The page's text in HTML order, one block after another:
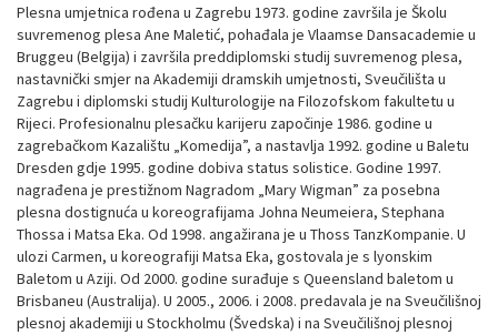
Plesna umjetnica rođena u Zagrebu 1973. godine završila je Školu
suvremenog plesa Ane Maletić, pohađala je Vlaamse Dansacademie u
Bruggeu (Belgija) i završila preddiplomski studij suvremenog plesa,
nastavnički smjer na Akademiji dramskih umjetnosti, Sveučilišta u
Zagrebu i diplomski studij Kulturologije na Filozofskom fakultetu u
Rijeci. Profesionalnu plesačku karijeru započinje 1986. godine u
zagrebačkom Kazalištu „Komedija”, a nastavlja 1992. godine u Baletu
Dresden gdje 1995. godine dobiva status solistice. Godine 1997.
nagrađena je prestižnom Nagradom „Mary Wigman” za posebna
plesna dostignuća u koreografijama Johna Neumeiera, Stephana
Thossa i Matsa Eka. Od 1998. angažirana je u Thoss TanzKompanie. U
ulozi Carmen, u koreografiji Matsa Eka, gostovala je s lyonskim
Baletom u Aziji. Od 2000. godine surađuje s Queensland baletom u
Brisbaneu (Australija). U 2005., 2006. i 2008. predavala je na Sveučilišnoj
plesnoj akademiji u Stockholmu (Švedska) i na Sveučilišnoj plesnoj